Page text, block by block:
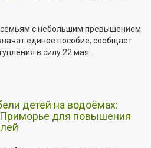
с небольшим превышением
единое пособие, сообщает
в силу 22 мая...
детей на водоёмах:
для повышения